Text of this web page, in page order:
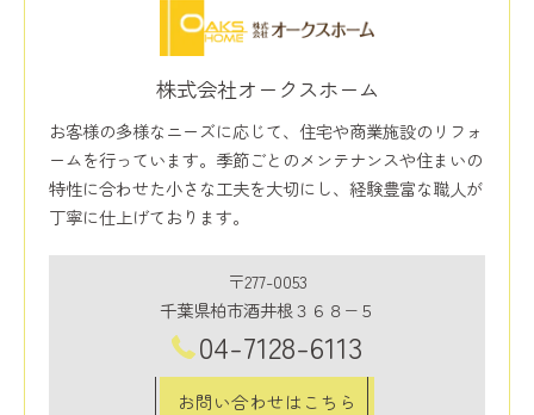
株式会社オークスホーム
お客様の多様なニーズに応じて、住宅や商業施設のリフォ
ームを行っています。季節ごとのメンテナンスや住まいの
特性に合わせた小さな工夫を大切にし、経験豊富な職人が
丁寧に仕上げております。
〒277-0053
千葉県柏市酒井根３６８−５
04-7128-6113
お問い合わせはこちら